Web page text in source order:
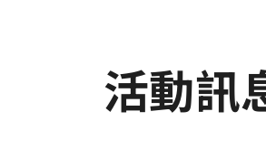
活動訊